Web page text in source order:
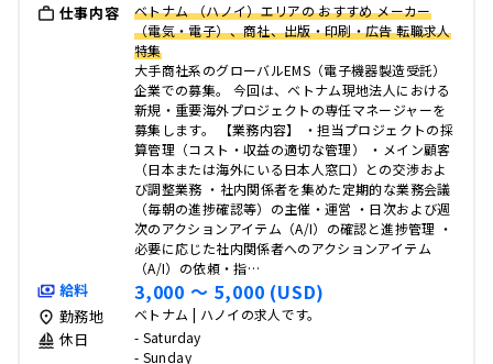
仕事内容
ベトナム （ハノイ）エリアの おすすめ メーカー
（電気・電子）、商社、出版・印刷・広告 転職求人
特集
大手商社系のグローバルEMS（電子機器製造受託）
企業での募集。 今回は、ベトナム現地法人における
新規・重要海外プロジェクトの専任マネージャーを
募集します。 【業務内容】 ・担当プロジェクトの採
算管理（コスト・収益の適切な管理） ・メイン顧客
（日本または海外にいる日本人窓口）との交渉およ
び調整業務 ・社内関係者を集めた定期的な業務会議
（毎朝の進捗確認等）の主催・運営 ・日次および週
次のアクションアイテム（A/I）の確認と進捗管理 ・
必要に応じた社内関係者へのアクションアイテム
（A/I）の依頼・指…
給料 3,000 〜 5,000 (USD)
勤務地 ベトナム | ハノイの求人です。
休日
- Saturday
- Sunday